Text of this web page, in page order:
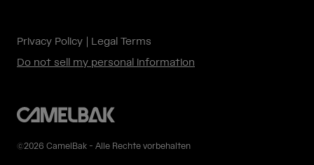
Privacy Policy
Legal Terms
Do not sell my personal information
©2026 CamelBak - Alle Rechte vorbehalten